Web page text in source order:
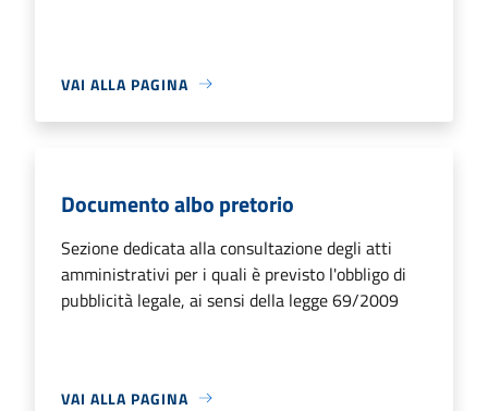
VAI ALLA PAGINA
Documento albo pretorio
Sezione dedicata alla consultazione degli atti
amministrativi per i quali è previsto l'obbligo di
pubblicità legale, ai sensi della legge 69/2009
VAI ALLA PAGINA